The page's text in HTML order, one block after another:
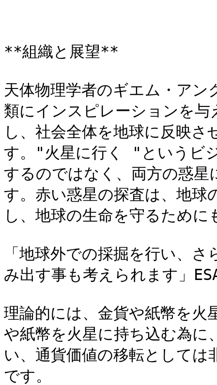
**組織と展望**
天体物理学者のギエム・ア
類にインスピレーションを
し、社会全体を地球に反映
す。"火星に行く "というビ
するのではなく、両方の惑
す。赤い惑星の探査は、地球
し、地球の生命を守るため
「地球外での採掘を行い、
み出す事も考えられます」
理論的には、金貨や紙幣を火
や紙幣を火星に持ち込む為に
い、通貨価値の移転として
です。